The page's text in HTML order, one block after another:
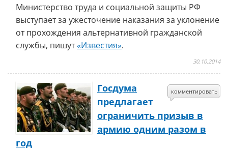
Министерство труда и социальной защиты РФ
выступает за ужесточение наказания за уклонение
от прохождения альтернативной гражданской
службы, пишут«Известия».
30.10.2014
комментировать
Госдума
предлагает
ограничить призыв в
армию одним разом в
год